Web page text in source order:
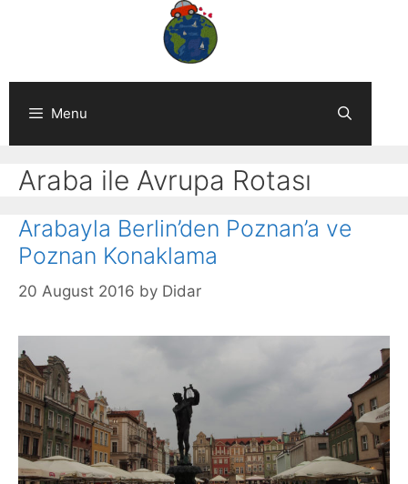
Menu
Araba ile Avrupa Rotası
Arabayla Berlin’den Poznan’a ve
Poznan Konaklama
20 August 2016 by Didar